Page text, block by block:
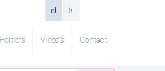
nl fr
Folders Video's Contact